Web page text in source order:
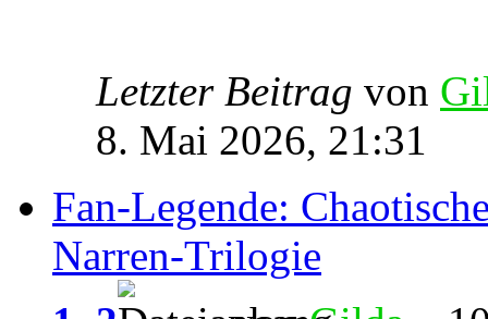
Letzter Beitrag von
8. Mai 2026, 21:31
Fan-Legende:
Narren-Trilogie